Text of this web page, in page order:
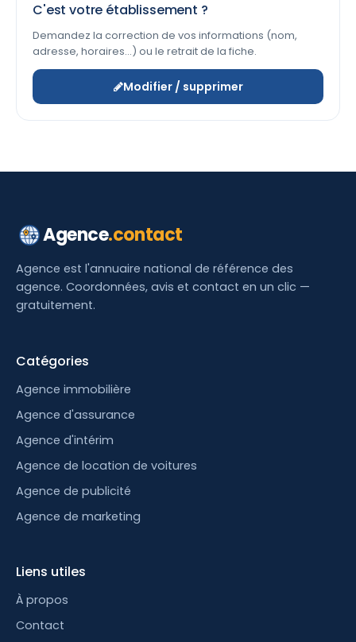
C'est votre établissement ?
Demandez la correction de vos informations (nom,
adresse, horaires…) ou le retrait de la fiche.
Modifier / supprimer
Agence.contact
Agence est l'annuaire national de référence des
agence. Coordonnées, avis et contact en un clic —
gratuitement.
Catégories
Agence immobilière
Agence d'assurance
Agence d'intérim
Agence de location de voitures
Agence de publicité
Agence de marketing
Liens utiles
À propos
Contact